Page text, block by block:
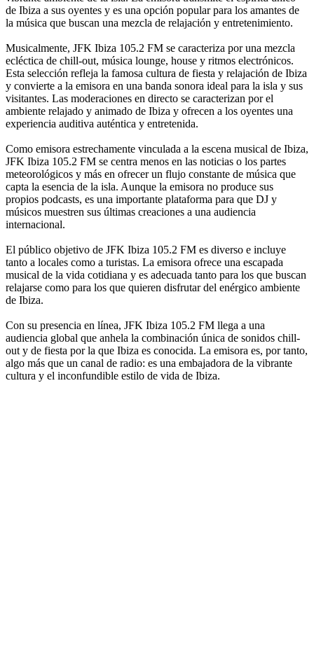
de Ibiza a sus oyentes y es una opción popular para los amantes de
la música que buscan una mezcla de relajación y entretenimiento.
Musicalmente, JFK Ibiza 105.2 FM se caracteriza por una mezcla
ecléctica de chill-out, música lounge, house y ritmos electrónicos.
Esta selección refleja la famosa cultura de fiesta y relajación de Ibiza
y convierte a la emisora en una banda sonora ideal para la isla y sus
visitantes. Las moderaciones en directo se caracterizan por el
ambiente relajado y animado de Ibiza y ofrecen a los oyentes una
experiencia auditiva auténtica y entretenida.
Como emisora estrechamente vinculada a la escena musical de Ibiza,
JFK Ibiza 105.2 FM se centra menos en las noticias o los partes
meteorológicos y más en ofrecer un flujo constante de música que
capta la esencia de la isla. Aunque la emisora no produce sus
propios podcasts, es una importante plataforma para que DJ y
músicos muestren sus últimas creaciones a una audiencia
internacional.
El público objetivo de JFK Ibiza 105.2 FM es diverso e incluye
tanto a locales como a turistas. La emisora ofrece una escapada
musical de la vida cotidiana y es adecuada tanto para los que buscan
relajarse como para los que quieren disfrutar del enérgico ambiente
de Ibiza.
Con su presencia en línea, JFK Ibiza 105.2 FM llega a una
audiencia global que anhela la combinación única de sonidos chill-
out y de fiesta por la que Ibiza es conocida. La emisora es, por tanto,
algo más que un canal de radio: es una embajadora de la vibrante
cultura y el inconfundible estilo de vida de Ibiza.